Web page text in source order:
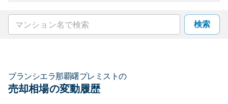
検索
ブランシエラ那覇曙プレミストの
売却相場の変動履歴